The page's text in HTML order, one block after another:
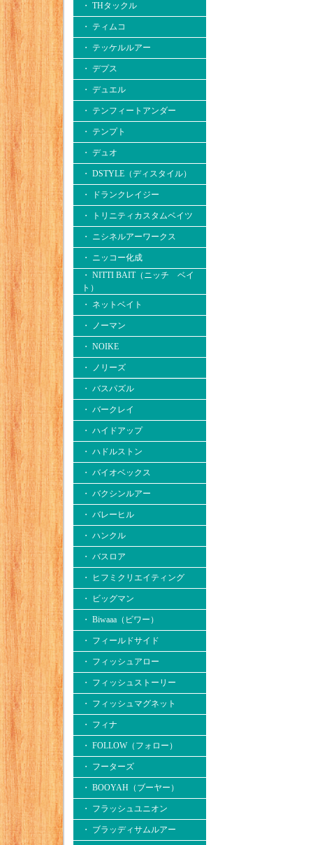
・ THタックル
・ ティムコ
・ テッケルルアー
・ デプス
・ デュエル
・ テンフィートアンダー
・ テンプト
・ デュオ
・ DSTYLE（ディスタイル）
・ ドランクレイジー
・ トリニティカスタムベイツ
・ ニシネルアーワークス
・ ニッコー化成
・ NITTI BAIT（ニッチ ベイ
ト）
・ ネットベイト
・ ノーマン
・ NOIKE
・ ノリーズ
・ バスパズル
・ バークレイ
・ ハイドアップ
・ ハドルストン
・ バイオベックス
・ バクシンルアー
・ バレーヒル
・ ハンクル
・ バスロア
・ ヒフミクリエイティング
・ ビッグマン
・ Biwaaa（ビワー）
・ フィールドサイド
・ フィッシュアロー
・ フィッシュストーリー
・ フィッシュマグネット
・ フィナ
・ FOLLOW（フォロー）
・ フーターズ
・ BOOYAH（ブーヤー）
・ フラッシュユニオン
・ ブラッディサムルアー